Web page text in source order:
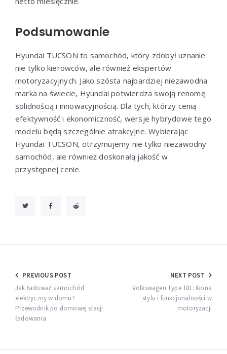
Podsumowanie
Hyundai TUCSON to samochód, który zdobył uznanie
nie tylko kierowców, ale również ekspertów
motoryzacyjnych. Jako szósta najbardziej niezawodna
marka na świecie, Hyundai potwierdza swoją renomę
solidnością i innowacyjnością. Dla tych, którzy cenią
efektywność i ekonomiczność, wersje hybrydowe tego
modelu będą szczególnie atrakcyjne. Wybierając
Hyundai TUCSON, otrzymujemy nie tylko niezawodny
samochód, ale również doskonałą jakość w
przystępnej cenie.
Nawigacja
wpisu
PREVIOUS POST
Jak ładować samochód
elektryczny w domu?
Przewodnik po domowej stacji
ładowania
NEXT POST
Volkswagen Type 181: Ikona
stylu i funkcjonalności w
motoryzacji